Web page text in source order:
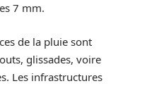
7 mm.
de la pluie sont
glissades, voire
Les infrastructures